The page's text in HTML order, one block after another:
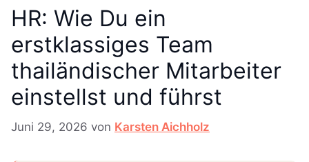
HR: Wie Du ein
erstklassiges Team
thailändischer Mitarbeiter
einstellst und führst
Juni 29, 2026 von Karsten Aichholz